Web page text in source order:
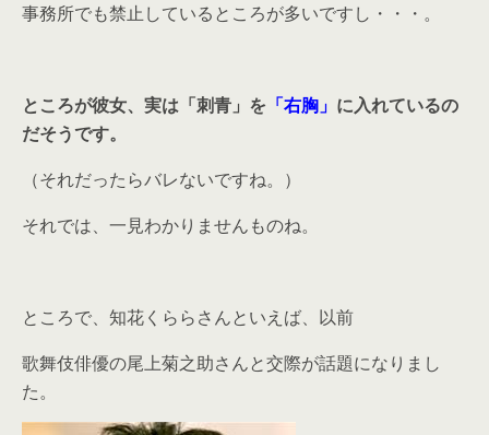
事務所でも禁止しているところが多いですし・・・。
ところが彼女、実は「刺青」を 「右胸」 に入れているの
だそうです。
（それだったらバレないですね。）
それでは、一見わかりませんものね。
ところで、知花くららさんといえば、以前
歌舞伎俳優の尾上菊之助さんと交際が話題になりまし
た。